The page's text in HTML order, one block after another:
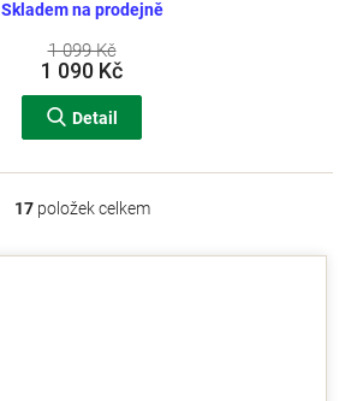
Skladem na prodejně
1 099 Kč
1 090 Kč
Detail
O
l
17položek celkem